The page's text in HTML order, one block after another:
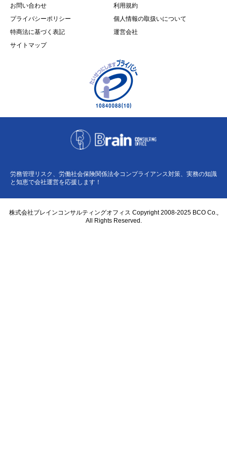
お問い合わせ
利用規約
プライバシーポリシー
個人情報の取扱いについて
特商法に基づく表記
運営会社
サイトマップ
労務管理リスク、労働社会保険関係法令コンプライアンス対策、実務の知識
と知恵で会社運営を応援します！
株式会社ブレインコンサルティングオフィス Copyright 2008-2025 BCO Co.,
All Rights Reserved.